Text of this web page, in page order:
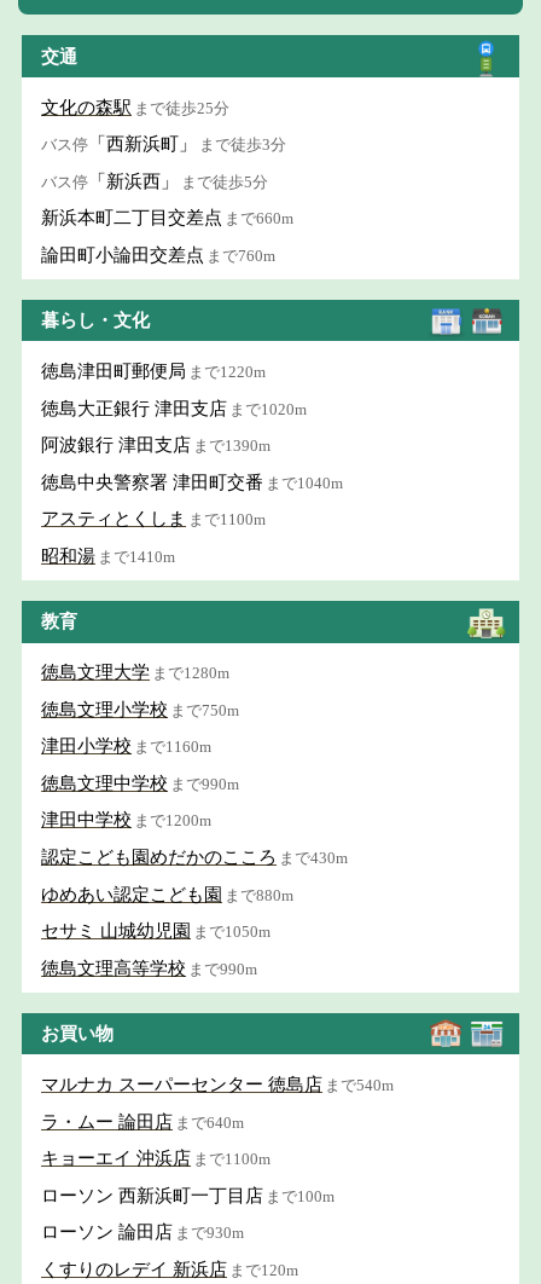
交通
文化の森駅 まで徒歩25分
バス停 「西新浜町」 まで徒歩3分
バス停 「新浜西」 まで徒歩5分
新浜本町二丁目交差点 まで660m
論田町小論田交差点 まで760m
暮らし・文化
徳島津田町郵便局 まで1220m
徳島大正銀行 津田支店 まで1020m
阿波銀行 津田支店 まで1390m
徳島中央警察署 津田町交番 まで1040m
アスティとくしま まで1100m
昭和湯 まで1410m
教育
徳島文理大学 まで1280m
徳島文理小学校 まで750m
津田小学校 まで1160m
徳島文理中学校 まで990m
津田中学校 まで1200m
認定こども園めだかのこころ まで430m
ゆめあい認定こども園 まで880m
セサミ 山城幼児園 まで1050m
徳島文理高等学校 まで990m
お買い物
マルナカ スーパーセンター 徳島店 まで540m
ラ・ムー 論田店 まで640m
キョーエイ 沖浜店 まで1100m
ローソン 西新浜町一丁目店 まで100m
ローソン 論田店 まで930m
くすりのレデイ 新浜店 まで120m